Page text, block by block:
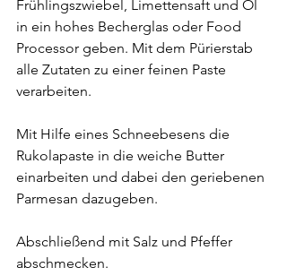
Frühlingszwiebel, Limettensaft und Öl
in ein hohes Becherglas oder Food
Processor geben. Mit dem Pürierstab
alle Zutaten zu einer feinen Paste
verarbeiten.
Mit Hilfe eines Schneebesens die
Rukolapaste in die weiche Butter
einarbeiten und dabei den geriebenen
Parmesan dazugeben.
Abschließend mit Salz und Pfeffer
abschmecken.